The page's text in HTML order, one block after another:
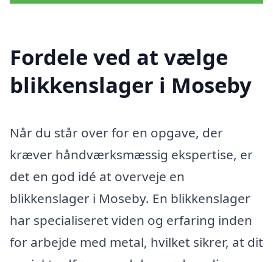
Fordele ved at vælge
blikkenslager i Moseby
Når du står over for en opgave, der
kræver håndværksmæssig ekspertise, er
det en god idé at overveje en
blikkenslager i Moseby. En blikkenslager
har specialiseret viden og erfaring inden
for arbejde med metal, hvilket sikrer, at dit